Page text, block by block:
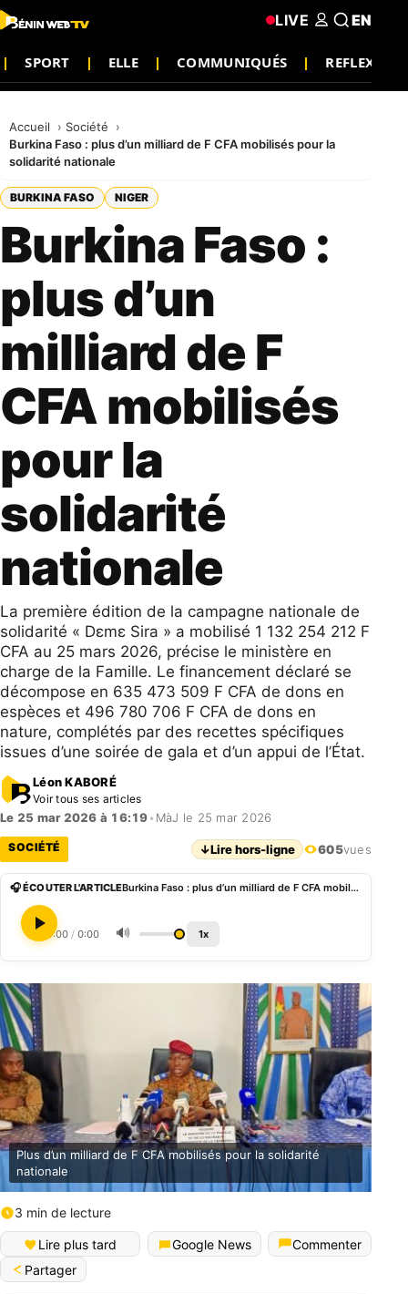
SPORT ELLE COMMUNIQUÉS REFLEXION
LIVE EN
Accueil
Société
Burkina Faso : plus d’un milliard de F CFA mobilisés pour la
solidarité nationale
BURKINA FASO NIGER
Burkina Faso :
plus d’un
milliard de F
CFA mobilisés
pour la
solidarité
nationale
La première édition de la campagne nationale de
solidarité « Dɛmɛ Sira » a mobilisé 1 132 254 212 F
CFA au 25 mars 2026, précise le ministère en
charge de la Famille. Le financement déclaré se
décompose en 635 473 509 F CFA de dons en
espèces et 496 780 706 F CFA de dons en
nature, complétés par des recettes spécifiques
issues d’une soirée de gala et d’un appui de l’État.
Léon KABORÉ
Voir tous ses articles
Le 25 mar 2026 à 16:19• MàJ le 25 mar 2026
SOCIÉTÉ ↓Lire hors-ligne 605vues
🎧 ÉCOUTER L'ARTICLE Burkina Faso : plus d’un milliard de F CFA mobilisés pour la solidarité nationale
0:00 / 0:00 🔊 1x
Plus d’un milliard de F CFA mobilisés pour la solidarité
nationale
3 min de lecture
Lire plus tard Google News
Commenter
Partager